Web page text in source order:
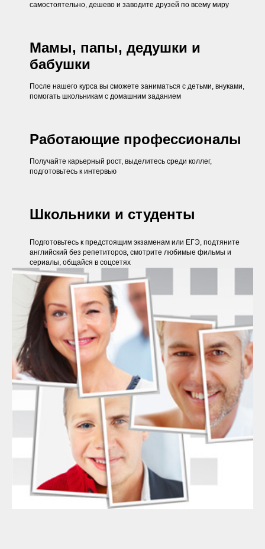
самостоятельно, дешево и заводите друзей по всему миру
Мамы, папы, дедушки и
бабушки
После нашего курса вы сможете заниматься с детьми, внуками,
помогать школьникам с домашним заданием
Работающие профессионалы
Получайте карьерный рост, выделитесь среди коллег,
подготовьтесь к интервью
Школьники и студенты
Подготовьтесь к предстоящим экзаменам или ЕГЭ, подтяните
английский без репетиторов, смотрите любимые фильмы и
сериалы, общайся в соцсетях